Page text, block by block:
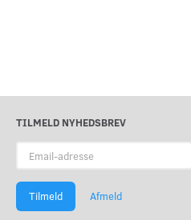
TILMELD NYHEDSBREV
adresse
Tilmeld Afmeld